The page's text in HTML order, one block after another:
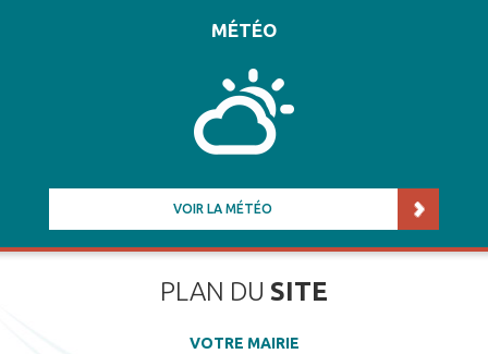
MÉTÉO
VOIR LA MÉTÉO
PLAN DU SITE
VOTRE MAIRIE